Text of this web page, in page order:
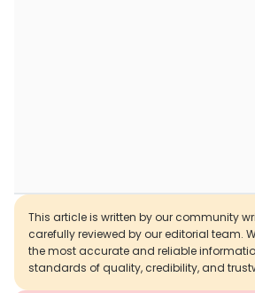
This article is written by our community
carefully reviewed by our editorial team.
the most accurate and reliable
standards of quality, credibility, and